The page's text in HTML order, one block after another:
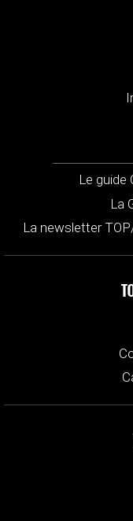
Le guide
La
La newsletter